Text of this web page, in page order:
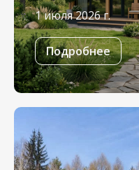
1 июля 2026 г.
Подробнее